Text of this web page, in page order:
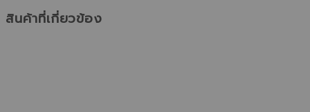
สินค้าที่เกี่ยวข้อง